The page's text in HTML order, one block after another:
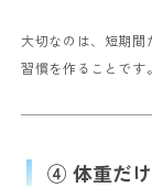
大切なのは、短期間
習慣を作ることです。
④ 体重だ